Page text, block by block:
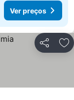
Ver preços
Partilhar